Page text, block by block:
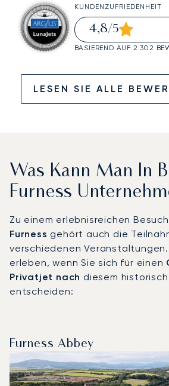
KUNDENZUFRIEDENHEIT
4,8/5
BASIEREND AUF 2.302
LESEN SIE ALLE
Was Kann Man In
Furness
Zu einem erlebnisreichen
Furness gehört auch die
verschiedenen Veranstaltungen.
erleben, wenn Sie sich für einen
Privatjet nach diesem
entscheiden:
Furness Abbey